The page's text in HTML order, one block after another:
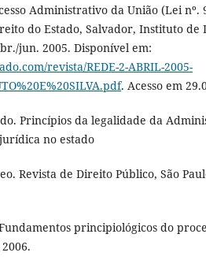
Administrativo da União (Lei nº.
do Estado, Salvador, Instituto de
jun. 2005. Disponível em:
revista/REDE-2-ABRIL-2005-
. Acesso em
Princípios da legalidade da
no estado
Revista de Direito Público, São
Fundamentos principiológicos do